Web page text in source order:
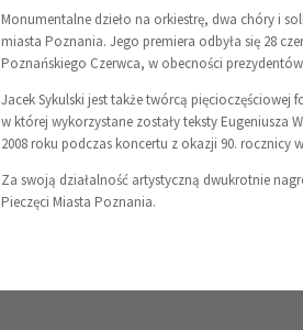
Monumentalne dzieło na orkiestrę, dwa chóry i
miasta Poznania. Jego premiera odbyła się 28
Poznańskiego Czerwca, w obecności
Jacek Sykulski jest także twórcą
w której wykorzystane zostały teksty Eugeniusza
2008 roku podczas koncertu z okazji 90. rocznicy
Za swoją działalność artystyczną dwukrotnie
Pieczęci Miasta Poznania.